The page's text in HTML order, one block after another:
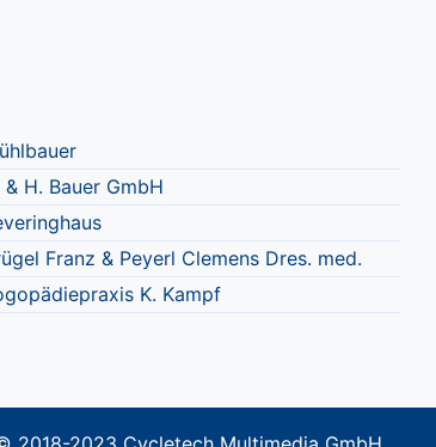
& H. Bauer GmbH
Franz & Peyerl Clemens Dres. med.
K. Kampf